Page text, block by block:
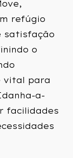
refúgio
satisfação
o
vital para
a-
facilidades